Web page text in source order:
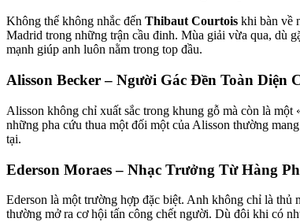
Không thể không nhắc đến Thibaut Courtois khi bàn về
Madrid trong những trận cầu đinh. Mùa giải vừa qua, dù
mạnh giúp anh luôn nằm trong top đầu.
Alisson Becker – Người Gác Đền Toàn Diện
Alisson không chỉ xuất sắc trong khung gỗ mà còn là
những pha cứu thua một đối một của Alisson thường
tại.
Ederson Moraes – Nhạc Trưởng Từ Hàng
Ederson là một trường hợp đặc biệt. Anh không chỉ là
thường mở ra cơ hội tấn công chết người. Dù đôi khi có